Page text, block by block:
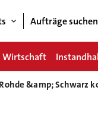
Aufträge suchen
Wirtschaft
&amp; Schwarz